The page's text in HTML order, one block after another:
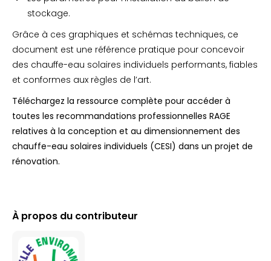
stockage.
Grâce à ces graphiques et schémas techniques, ce
document est une référence pratique pour concevoir
des chauffe-eau solaires individuels performants, fiables
et conformes aux règles de l’art.
Téléchargez la ressource complète pour accéder à
toutes les recommandations professionnelles RAGE
relatives à la conception et au dimensionnement des
chauffe-eau solaires individuels (CESI) dans un projet de
rénovation.
À propos du contributeur